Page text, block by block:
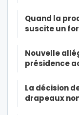
Quand la
suscite un
Nouvelle
présidence
La décision
drapeaux